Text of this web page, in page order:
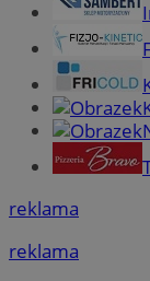
reklama
reklama